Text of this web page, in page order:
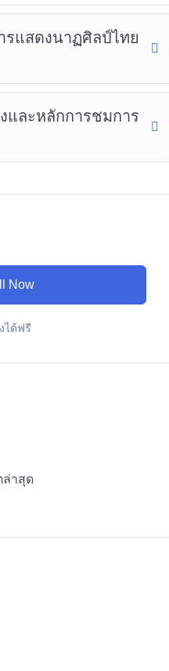
รแสดงนาฏศิลป์ไทย
และหลักการชมการ
Now
ได้ฟรี
ล่าสุด